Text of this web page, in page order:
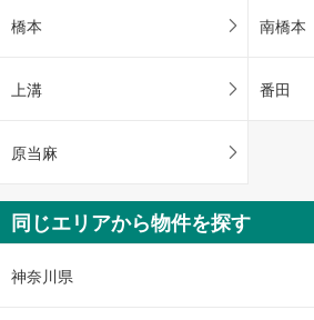
橋本 南橋本
上溝 番田
原当麻
同じエリアから物件を探す
神奈川県